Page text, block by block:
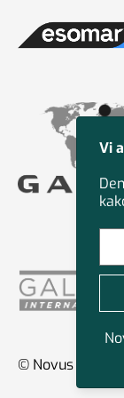
© Novus Group
Vi